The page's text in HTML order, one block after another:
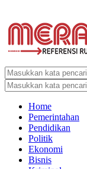
Home
Pemerintahan
Pendidikan
Politik
Ekonomi
Bisnis